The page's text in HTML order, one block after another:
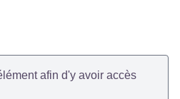
afin d'y avoir accès